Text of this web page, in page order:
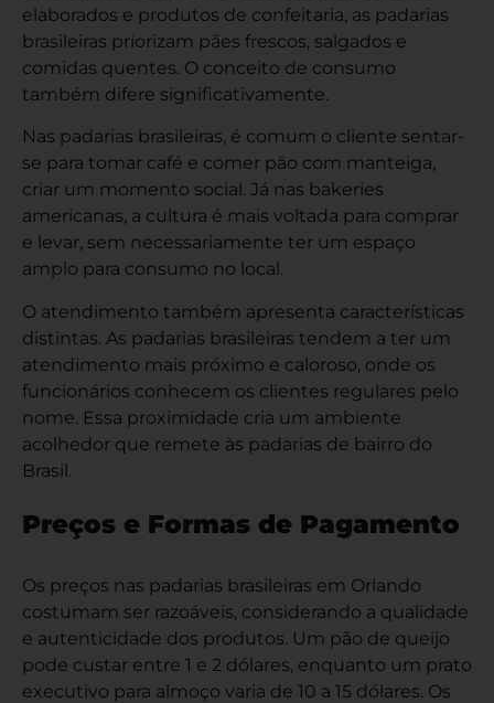
elaborados e produtos de confeitaria, as padarias
brasileiras priorizam pães frescos, salgados e
comidas quentes. O conceito de consumo
também difere significativamente.
Nas padarias brasileiras, é comum o cliente sentar-
se para tomar café e comer pão com manteiga,
criar um momento social. Já nas bakeries
americanas, a cultura é mais voltada para comprar
e levar, sem necessariamente ter um espaço
amplo para consumo no local.
O atendimento também apresenta características
distintas. As padarias brasileiras tendem a ter um
atendimento mais próximo e caloroso, onde os
funcionários conhecem os clientes regulares pelo
nome. Essa proximidade cria um ambiente
acolhedor que remete às padarias de bairro do
Brasil.
Preços e Formas de Pagamento
Os preços nas padarias brasileiras em Orlando
costumam ser razoáveis, considerando a qualidade
e autenticidade dos produtos. Um pão de queijo
pode custar entre 1 e 2 dólares, enquanto um prato
executivo para almoço varia de 10 a 15 dólares. Os